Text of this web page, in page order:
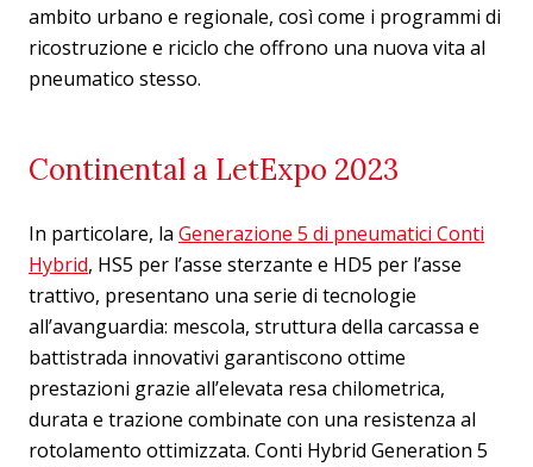
ambito urbano e regionale, così come i programmi di
ricostruzione e riciclo che offrono una nuova vita al
pneumatico stesso.
Continental a LetExpo 2023
In particolare, la Generazione 5 di pneumatici Conti
Hybrid, HS5 per l’asse sterzante e HD5 per l’asse
trattivo, presentano una serie di tecnologie
all’avanguardia: mescola, struttura della carcassa e
battistrada innovativi garantiscono ottime
prestazioni grazie all’elevata resa chilometrica,
durata e trazione combinate con una resistenza al
rotolamento ottimizzata. Conti Hybrid Generation 5